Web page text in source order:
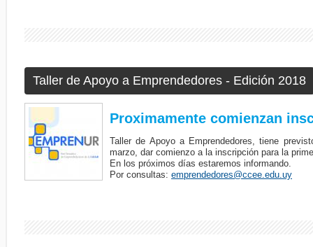
Taller de Apoyo a Emprendedores - Edición 2018
Proximamente comienzan
Taller de Apoyo a Emprendedores, tiene
marzo, dar comienzo a la inscripción para la
En los próximos días estaremos informando.
Por consultas: emprendedores@ccee.edu.uy